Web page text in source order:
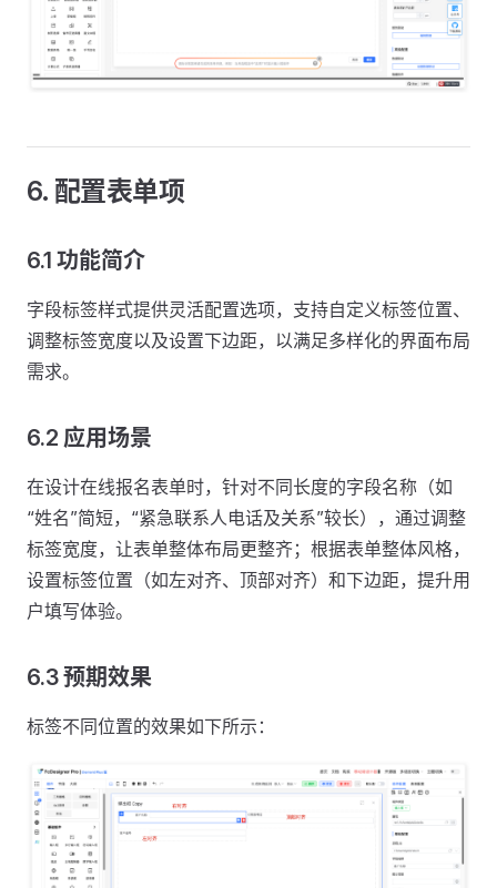
6. 配置表单项
6.1 功能简介
字段标签样式提供灵活配置选项，支持自定义标签位置、
调整标签宽度以及设置下边距，以满足多样化的界面布局
需求。
6.2 应用场景
在设计在线报名表单时，针对不同长度的字段名称（如
“姓名”简短，“紧急联系人电话及关系”较长），通过调整
标签宽度，让表单整体布局更整齐；根据表单整体风格，
设置标签位置（如左对齐、顶部对齐）和下边距，提升用
户填写体验。
6.3 预期效果
标签不同位置的效果如下所示：